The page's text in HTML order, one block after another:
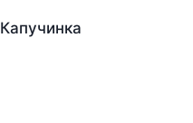
Капучинка